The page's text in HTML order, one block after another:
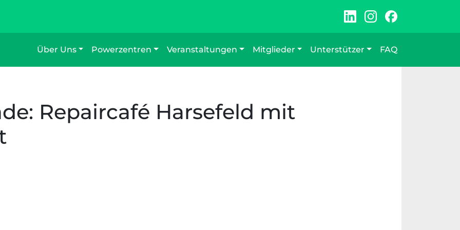
Über Uns
Powerzentren Veranstaltungen Mitglieder Unterstützer FAQ
Repaircafé Harsefeld mit